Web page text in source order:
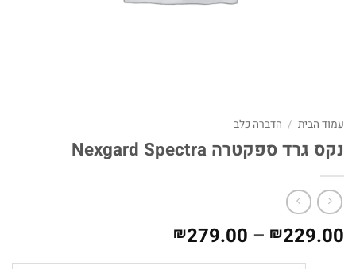
עמוד הבית / הדברה כלב
נקס גרד ספקטרה Nexgard Spectra
₪229.00
–
₪279.00